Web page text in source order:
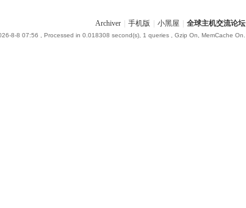
Archiver 手机版 小黑屋 全球主机交流论坛
8-8 07:56 , Processed in 0.018308 second(s), 1 queries , Gzip On, MemCache On.